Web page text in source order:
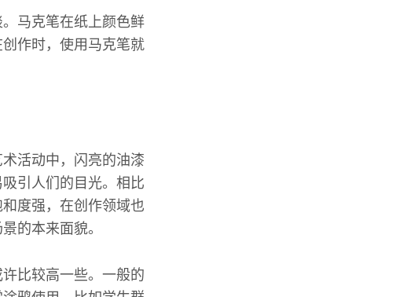
马克笔在纸上颜色鲜
作时，使用马克笔就
活动中，闪亮的油漆
引人们的目光。相比
度强，在创作领域也
的本来面貌。
比较高一些。一般的